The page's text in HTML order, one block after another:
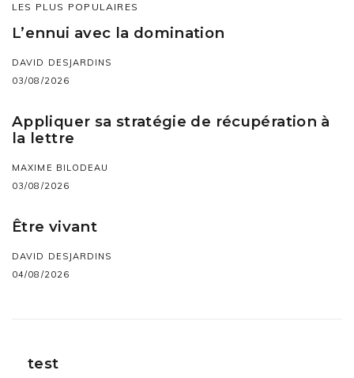
LES PLUS POPULAIRES
L’ennui avec la domination
DAVID DESJARDINS
03/08/2026
Appliquer sa stratégie de récupération à
la lettre
MAXIME BILODEAU
03/08/2026
Être vivant
DAVID DESJARDINS
04/08/2026
test